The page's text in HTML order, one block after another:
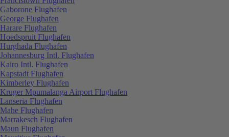
Gaborone Flughafen
George Flughafen
Harare Flughafen
Hoedspruit Flughafen
Hurghada Flughafen
Johannesburg Intl. Flughafen
Kairo Intl. Flughafen
Kapstadt Flughafen
Kimberley Flughafen
Kruger Mpumalanga Airport Flughafen
Lanseria Flughafen
Mahe Flughafen
Marrakesch Flughafen
Maun Flughafen